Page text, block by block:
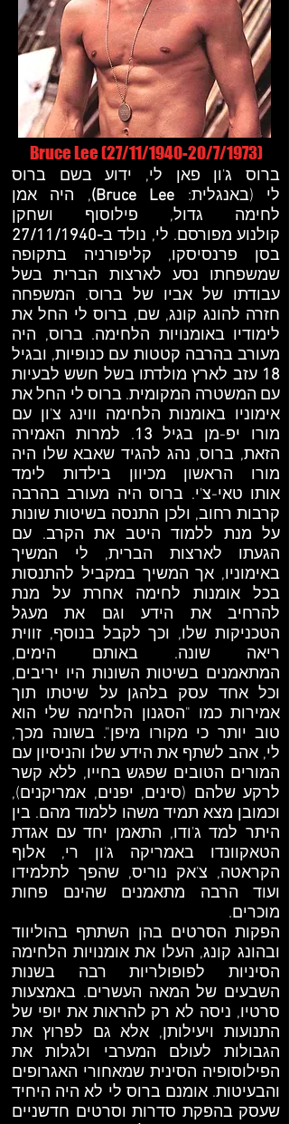
Bruce Lee (27/11/1940-20/7/1973)
ברוס ג'ון פאן לי, ידוע בשם ברוס
לי (באנגלית: , היה אמן
לחימה גדול, פילוסוף ושחקן
קולנוע מפורסם. לי, נולד ב-27/11/1940
בסן פרנסיסקו, קליפורניה בתקופה
שמשפחתו נסע לארצות הברית בשל
עבודתו של אביו של ברוס. המשפחה
חזרה להונג קונג, שם, ברוס לי החל את
לימודיו באומנויות הלחימה. ברוס, היה
מעורב בהרבה קטטות עם כנופיות, ובגיל
18 עזב לארץ מולדתו בשל חשש לבעיות
עם המשטרה המקומית. ברוס לי החל את
אימוניו באומנות הלחימה ווינג צ'ון עם
מורו יפ-מן בגיל 13. למרות האמירה
הזאת, ברוס, נהג להגיד שאבא שלו היה
מורו הראשון מכיוון בילדות לימד
אותו טאי-צ'י. ברוס היה מעורב בהרבה
קרבות רחוב, ולכן התנסה בשיטות שונות
על מנת ללמוד היטב את הקרב. עם
הגעתו לארצות הברית, לי המשיך
באימוניו, אך המשיך במקביל להתנסות
בכל אומנות לחימה אחרת על מנת
להרחיב את הידע וגם את מעגל
הטכניקות שלו, וכך לקבל בנוסף, זווית
ריאה שונה. באותם הימים,
המתאמנים בשיטות השונות היו יריבים,
וכל אחד עסק בלהגן על שיטתו תוך
אמירות כמו "הסגנון הלחימה שלי הוא
טוב יותר כי מקורו מיפן". בשונה מכך,
לי, אהב לשתף את הידע שלו והניסיון עם
המורים הטובים שפגש בחייו, ללא קשר
לרקע שלהם (סינים, יפנים, אמריקנים),
וכמובן מצא תמיד משהו ללמוד מהם. בין
היתר למד ג'ודו, התאמן יחד עם אגדת
הטאקוונדו באמריקה ג'ון רי, אלוף
הקראטה, צ'אק נוריס, שהפך לתלמידו
ועוד הרבה מתאמנים שהינם פחות
מוכרים.
הפקות הסרטים בהן השתתף בהוליווד
ובהונג קונג, העלו את אומנויות הלחימה
הסיניות לפופולריות רבה בשנות
השבעים של המאה העשרים. באמצעות
סרטיו, ניסה לא רק להראות את יופי של
התנועות ויעילותן, אלא גם לפרוץ את
הגבולות לעולם המערבי ולגלות את
הפילוסופיה הסינית שמאחורי האגרופים
והבעיטות. אומנם ברוס לי לא היה היחיד
שעסק בהפקת סדרות וסרטים חדשניים